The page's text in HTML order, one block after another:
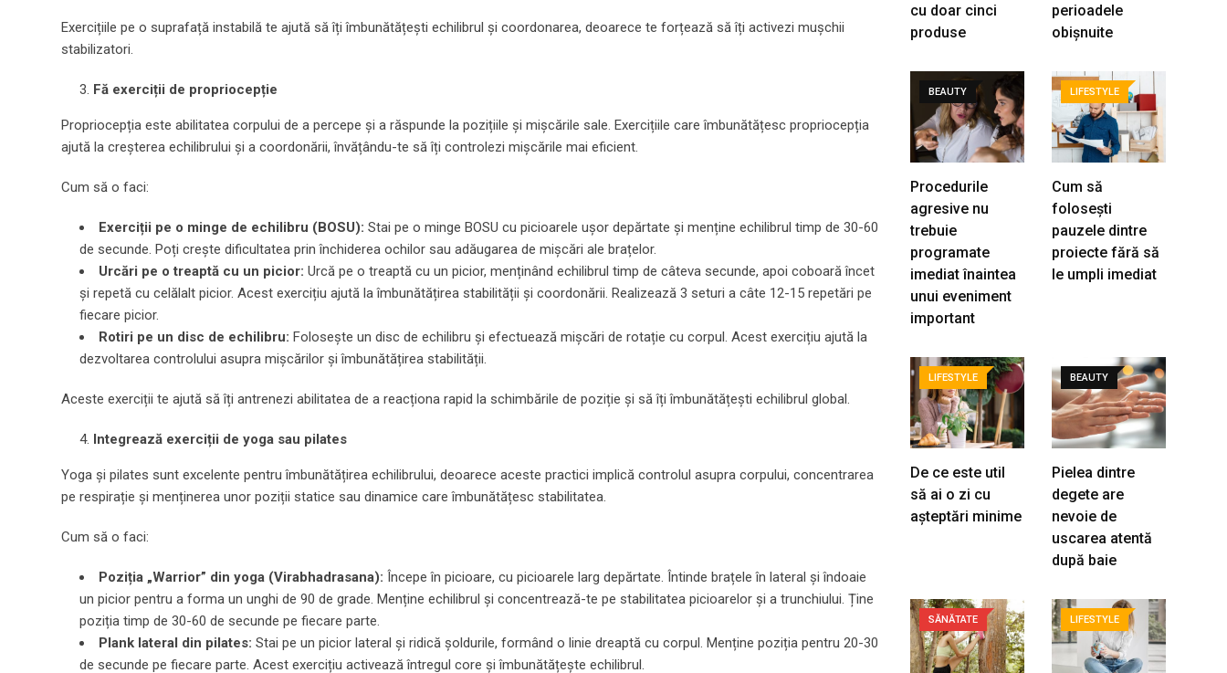
Exercițiile pe o suprafață instabilă te ajută să îți îmbunătățești echilibrul și coordonarea, deoarece te forțează să îți activezi mușchii
stabilizatori.
Fă exerciții de propriocepție
Propriocepția este abilitatea corpului de a percepe și a răspunde la pozițiile și mișcările sale. Exercițiile care îmbunătățesc propriocepția
ajută la creșterea echilibrului și a coordonării, învățându-te să îți controlezi mișcările mai eficient.
Cum să o faci:
Exerciții pe o minge de echilibru (BOSU): Stai pe o minge BOSU cu picioarele ușor depărtate și menține echilibrul timp de 30-60
de secunde. Poți crește dificultatea prin închiderea ochilor sau adăugarea de mișcări ale brațelor.
Urcări pe o treaptă cu un picior: Urcă pe o treaptă cu un picior, menținând echilibrul timp de câteva secunde, apoi coboară încet
și repetă cu celălalt picior. Acest exercițiu ajută la îmbunătățirea stabilității și coordonării. Realizează 3 seturi a câte 12-15 repetări pe
fiecare picior.
Rotiri pe un disc de echilibru: Folosește un disc de echilibru și efectuează mișcări de rotație cu corpul. Acest exercițiu ajută la
dezvoltarea controlului asupra mișcărilor și îmbunătățirea stabilității.
Aceste exerciții te ajută să îți antrenezi abilitatea de a reacționa rapid la schimbările de poziție și să îți îmbunătățești echilibrul global.
Integrează exerciții de yoga sau pilates
Yoga și pilates sunt excelente pentru îmbunătățirea echilibrului, deoarece aceste practici implică controlul asupra corpului, concentrarea
pe respirație și menținerea unor poziții statice sau dinamice care îmbunătățesc stabilitatea.
Cum să o faci:
Poziția „Warrior” din yoga (Virabhadrasana): Începe în picioare, cu picioarele larg depărtate. Întinde brațele în lateral și îndoaie
un picior pentru a forma un unghi de 90 de grade. Menține echilibrul și concentrează-te pe stabilitatea picioarelor și a trunchiului. Ține
poziția timp de 30-60 de secunde pe fiecare parte.
Plank lateral din pilates: Stai pe un picior lateral și ridică șoldurile, formând o linie dreaptă cu corpul. Menține poziția pentru 20-30
de secunde pe fiecare parte. Acest exercițiu activează întregul core și îmbunătățește echilibrul.
cu doar cinci
produse
perioadele
obișnuite
BEAUTY
Procedurile
agresive nu
trebuie
programate
imediat înaintea
unui eveniment
important
LIFESTYLE
Cum să
folosești
pauzele dintre
proiecte fără să
le umpli imediat
LIFESTYLE
De ce este util
să ai o zi cu
așteptări minime
BEAUTY
Pielea dintre
degete are
nevoie de
uscarea atentă
după baie
SĂNĂTATE LIFESTYLE